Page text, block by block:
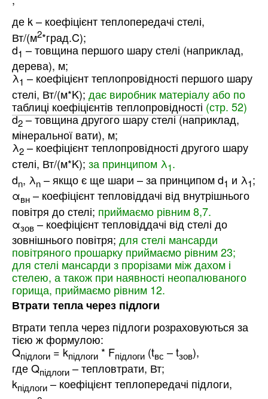
де k – коефіцієнт теплопередачі стелі,
Вт/(м2*град.C);
d1 – товщина першого шару стелі (наприклад,
дерева), м;
λ1 – коефіцієнт теплопровідності першого шару
стелі, Вт/(м*K); дає виробник матеріалу або по
таблиці коефіцієнтів теплопровідності(стр. 52)
d2– товщина другого шару стелі (наприклад,
мінеральної вати), м;
λ2 – коефіцієнт теплопровідності другого шару
стелі, Вт/(м*K); за принципом λ1.
dn, λn – якщо є ще шари – за принципом d1 и λ1;
αвн – коефіцієнт тепловіддачі від внутрішнього
повітря до стелі; приймаємо рівним 8,7.
αзов – коефіцієнт тепловіддачі від стелі до
зовнішнього повітря; для стелі мансарди
повітряного прошарку приймаємо рівним 23;
для стелі мансарди з прорізами між дахом і
стелею, а також при наявності неопалюваного
горища, приймаємо рівним 12.
Втрати тепла через підлоги
Втрати тепла через підлоги розраховуються за
тією ж формулою:
Qпідлоги = kпідлоги * Fпідлоги (tвс – tзов),
где Qпідлоги – тепловтрати, Вт;
kпідлоги – коефіцієнт теплопередачі підлоги,